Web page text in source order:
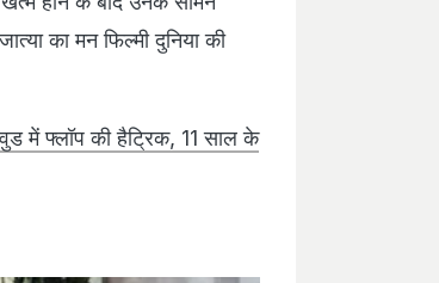
का मन फिल्मी दुनिया की
में फ्लॉप की हैट्रिक, 11 साल के